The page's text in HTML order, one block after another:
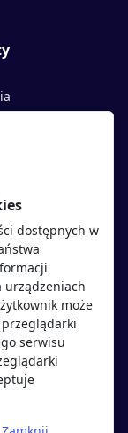
pracodawcy
dostępnych w
urządzeniach
może
serwisu